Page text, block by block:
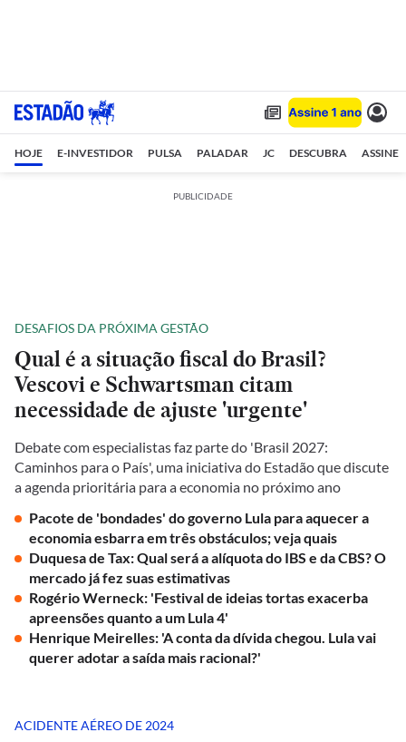
HOJE E-INVESTIDOR PULSA PALADAR JC DESCUBRA ASSINE
PUBLICIDADE
DESAFIOS DA PRÓXIMA GESTÃO
Qual é a situação fiscal do Brasil?
Vescovi e Schwartsman citam
necessidade de ajuste 'urgente'
Debate com especialistas faz parte do 'Brasil 2027:
Caminhos para o País', uma iniciativa do Estadão que discute
a agenda prioritária para a economia no próximo ano
Pacote de 'bondades' do governo Lula para aquecer a
economia esbarra em três obstáculos; veja quais
Duquesa de Tax: Qual será a alíquota do IBS e da CBS? O
mercado já fez suas estimativas
Rogério Werneck: 'Festival de ideias tortas exacerba
apreensões quanto a um Lula 4'
Henrique Meirelles: 'A conta da dívida chegou. Lula vai
querer adotar a saída mais racional?'
ACIDENTE AÉREO DE 2024